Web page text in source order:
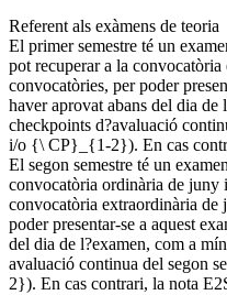
Referent als exàmens de teoria
El primer semestre té un
pot recuperar a la
convocatòries, per poder
haver aprovat abans del dia
checkpoints d?avaluació
i/o {\ CP}_{1-2}). En cas
El segon semestre té un
convocatòria ordinària de juny
convocatòria extraordinària de
poder presentar-se a aquest
del dia de l?examen, com a
avaluació continua del
2}). En cas contrari, la nota